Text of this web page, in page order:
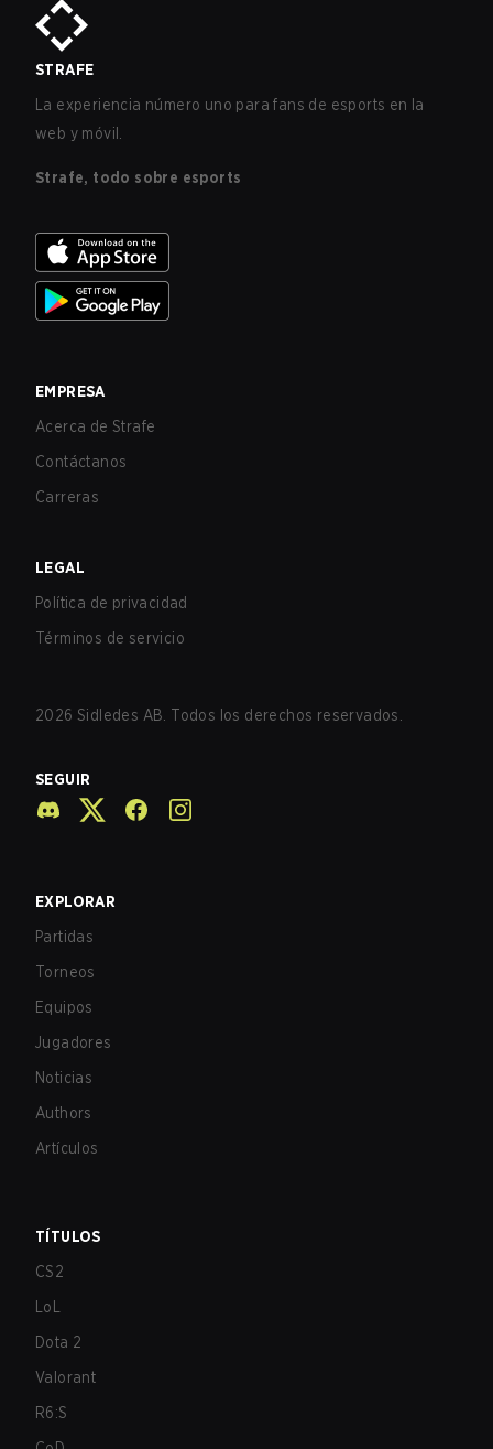
STRAFE
La experiencia número uno para fans de esports en la
web y móvil.
Strafe, todo sobre esports
EMPRESA
Acerca de Strafe
Contáctanos
Carreras
LEGAL
Política de privacidad
Términos de servicio
2026 Sidledes AB. Todos los derechos reservados.
SEGUIR
EXPLORAR
Partidas
Torneos
Equipos
Jugadores
Noticias
Authors
Artículos
TÍTULOS
CS2
LoL
Dota 2
Valorant
R6:S